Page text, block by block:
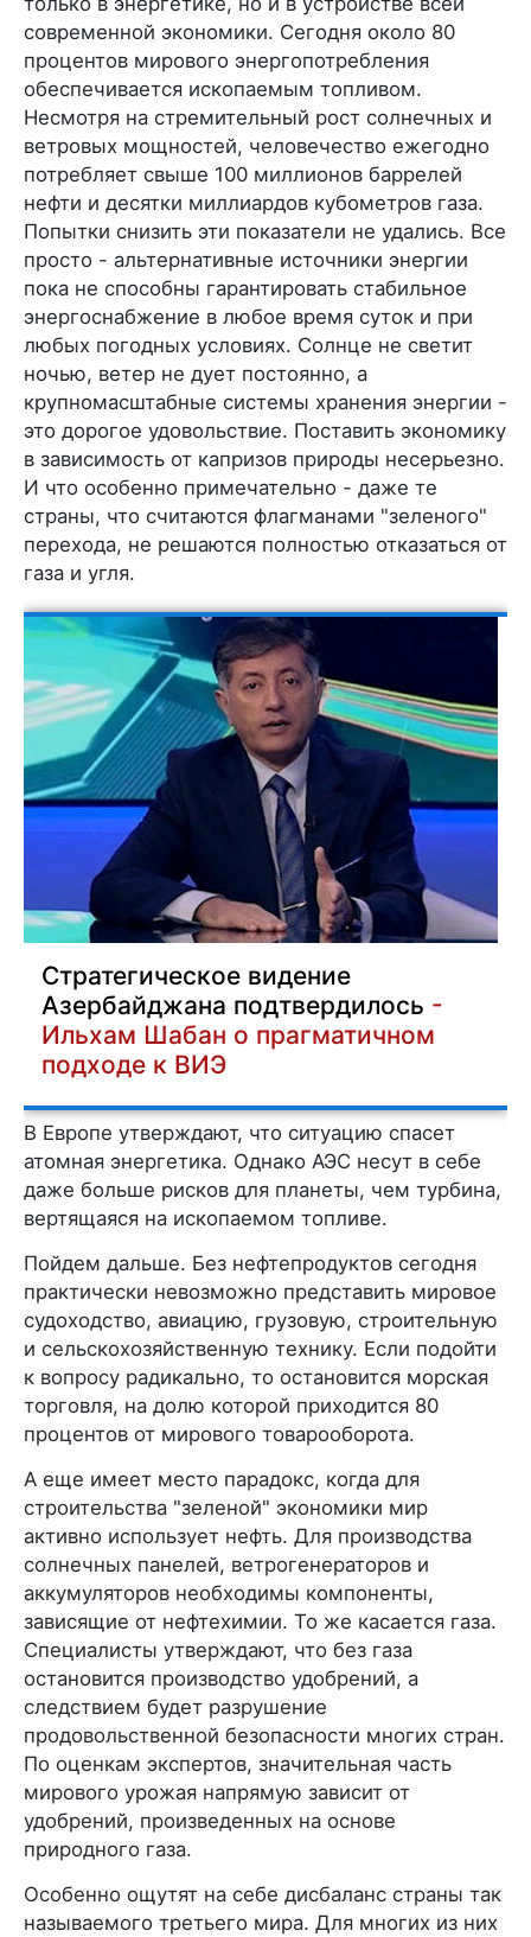
современной экономики. Сегодня около 80
процентов мирового энергопотребления
обеспечивается ископаемым топливом.
Несмотря на стремительный рост солнечных и
ветровых мощностей, человечество ежегодно
потребляет свыше 100 миллионов баррелей
нефти и десятки миллиардов кубометров газа.
Попытки снизить эти показатели не удались. Все
просто - альтернативные источники энергии
пока не способны гарантировать стабильное
энергоснабжение в любое время суток и при
любых погодных условиях. Солнце не светит
ночью, ветер не дует постоянно, а
крупномасштабные системы хранения энергии -
это дорогое удовольствие. Поставить экономику
в зависимость от капризов природы несерьезно.
И что особенно примечательно - даже те
страны, что считаются флагманами "зеленого"
перехода, не решаются полностью отказаться от
газа и угля.
Стратегическое видение
Азербайджана подтвердилось -
Ильхам Шабан о прагматичном
подходе к ВИЭ
В Европе утверждают, что ситуацию спасет
атомная энергетика. Однако АЭС несут в себе
даже больше рисков для планеты, чем турбина,
вертящаяся на ископаемом топливе.
Пойдем дальше. Без нефтепродуктов сегодня
практически невозможно представить мировое
судоходство, авиацию, грузовую, строительную
и сельскохозяйственную технику. Если подойти
к вопросу радикально, то остановится морская
торговля, на долю которой приходится 80
процентов от мирового товарооборота.
А еще имеет место парадокс, когда для
строительства "зеленой" экономики мир
активно использует нефть. Для производства
солнечных панелей, ветрогенераторов и
аккумуляторов необходимы компоненты,
зависящие от нефтехимии. То же касается газа.
Специалисты утверждают, что без газа
остановится производство удобрений, а
следствием будет разрушение
продовольственной безопасности многих стран.
По оценкам экспертов, значительная часть
мирового урожая напрямую зависит от
удобрений, произведенных на основе
природного газа.
Особенно ощутят на себе дисбаланс страны так
называемого третьего мира. Для многих из них